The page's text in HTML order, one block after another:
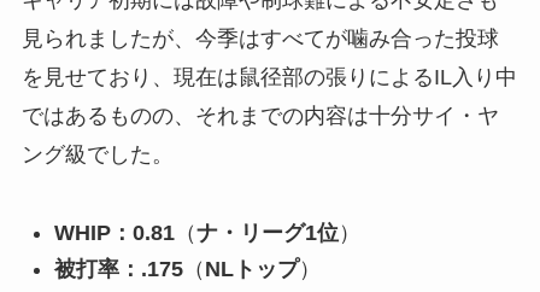
見られましたが、今季はすべてが噛み合った投球
を見せており、現在は鼠径部の張りによるIL入り中
ではあるものの、それまでの内容は十分サイ・ヤ
ング級でした。
WHIP：0.81（ナ・リーグ1位 ）
被打率：.175（ NLトップ）